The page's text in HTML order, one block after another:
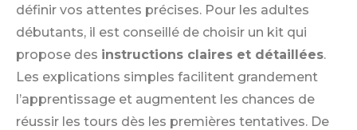
définir vos attentes précises. Pour les adultes
débutants, il est conseillé de choisir un kit qui
propose des instructions claires et détaillées.
Les explications simples facilitent grandement
l’apprentissage et augmentent les chances de
réussir les tours dès les premières tentatives. De